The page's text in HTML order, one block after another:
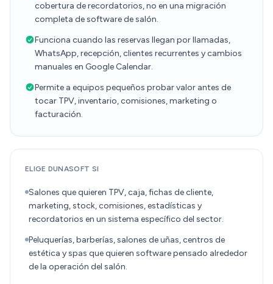
cobertura de recordatorios, no en una migración
completa de software de salón.
Funciona cuando las reservas llegan por llamadas,
WhatsApp, recepción, clientes recurrentes y cambios
manuales en Google Calendar.
Permite a equipos pequeños probar valor antes de
tocar TPV, inventario, comisiones, marketing o
facturación.
ELIGE DUNASOFT SI
Salones que quieren TPV, caja, fichas de cliente,
marketing, stock, comisiones, estadísticas y
recordatorios en un sistema específico del sector.
Peluquerías, barberías, salones de uñas, centros de
estética y spas que quieren software pensado alrededor
de la operación del salón.